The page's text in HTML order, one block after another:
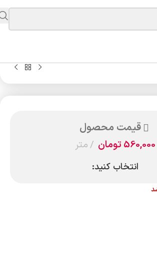
قیمت محصول
560,000تومان متر
انتخاب کنید: